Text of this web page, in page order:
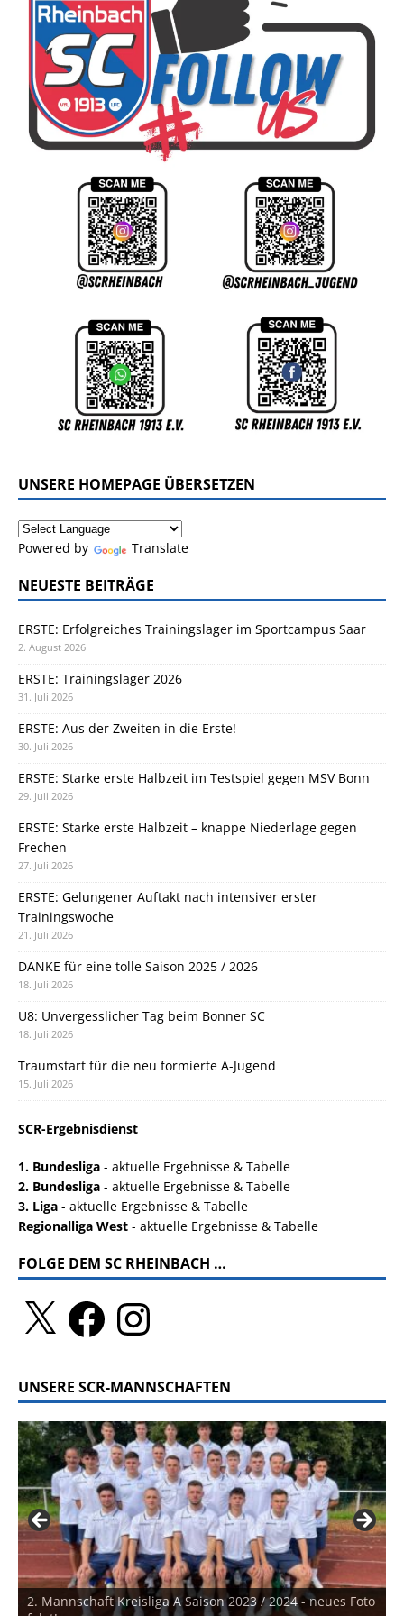
UNSERE HOMEPAGE ÜBERSETZEN
Powered by Translate
NEUESTE BEITRÄGE
ERSTE: Erfolgreiches Trainingslager im Sportcampus Saar
2. August 2026
ERSTE: Trainingslager 2026
31. Juli 2026
ERSTE: Aus der Zweiten in die Erste!
30. Juli 2026
ERSTE: Starke erste Halbzeit im Testspiel gegen MSV Bonn
29. Juli 2026
ERSTE: Starke erste Halbzeit – knappe Niederlage gegen
Frechen
27. Juli 2026
ERSTE: Gelungener Auftakt nach intensiver erster
Trainingswoche
21. Juli 2026
DANKE für eine tolle Saison 2025 / 2026
18. Juli 2026
U8: Unvergesslicher Tag beim Bonner SC
18. Juli 2026
Traumstart für die neu formierte A-Jugend
15. Juli 2026
SCR-Ergebnisdienst
1. Bundesliga - aktuelle Ergebnisse & Tabelle
2. Bundesliga - aktuelle Ergebnisse & Tabelle
3. Liga - aktuelle Ergebnisse & Tabelle
Regionalliga West - aktuelle Ergebnisse & Tabelle
FOLGE DEM SC RHEINBACH …
UNSERE SCR-MANNSCHAFTEN
2. Mannschaft Kreisliga A Saison 2023 / 2024 - neues Foto
U7 Bambinis Jahrgang 2019 und jünger Saison 2025 /